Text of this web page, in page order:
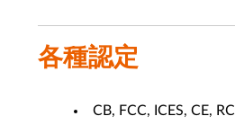
各種認定
CB, FCC, ICES, CE,